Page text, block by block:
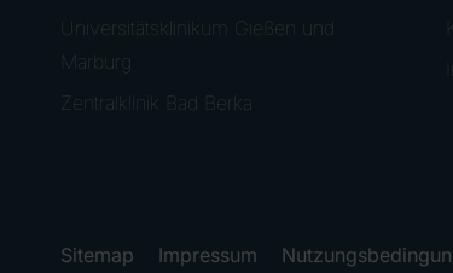
Universitätsklinikum Gießen und
Marburg
Zentralklinik Bad Berka
Sitemap Impressum